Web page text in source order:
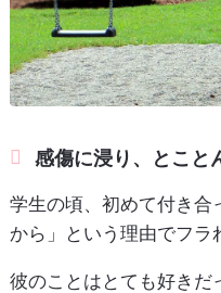
感傷に浸り、とこと
学生の頃、初めて付き合
から」という理由でフラ
彼のことはとても好きだ